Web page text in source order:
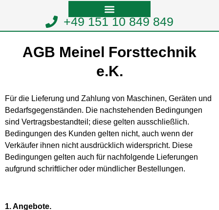
+49 151 10 849 849
AGB Meinel Forsttechnik
e.K.
Für die Lieferung und Zahlung von Maschinen, Geräten und
Bedarfsgegenständen. Die nachstehenden Bedingungen
sind Vertragsbestandteil; diese gelten ausschließlich.
Bedingungen des Kunden gelten nicht, auch wenn der
Verkäufer ihnen nicht ausdrücklich widerspricht. Diese
Bedingungen gelten auch für nachfolgende Lieferungen
aufgrund schriftlicher oder mündlicher Bestellungen.
1. Angebote.